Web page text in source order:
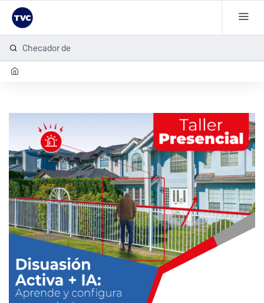
Checador de hu